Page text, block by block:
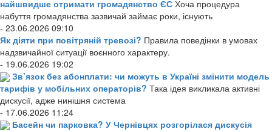
найшвидше отримати громадянство ЄС Хоча процедура
набуття громадянства зазвичай займає роки, існують
- 23.06.2026 09:10
Як діяти при повітряній тревозі? Правила поведінки в умовах
надзвичайної ситуації воєнного характеру.
- 19.06.2026 19:02
Зв’язок без абонплати: чи можуть в Україні змінити модель
тарифів у мобільних операторів? Така ідея викликала активні
дискусії, адже нинішня система
- 17.06.2026 11:24
Басейн чи парковка? У Чернівцях розгорілася дискусія